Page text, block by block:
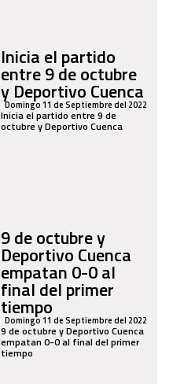
Inicia el partido
entre 9 de octubre
y Deportivo Cuenca
Domingo 11 de Septiembre del 2022
Inicia el partido entre 9 de
octubre y Deportivo Cuenca
9 de octubre y
Deportivo Cuenca
empatan 0-0 al
final del primer
tiempo
Domingo 11 de Septiembre del 2022
9 de octubre y Deportivo Cuenca
empatan 0-0 al final del primer
tiempo